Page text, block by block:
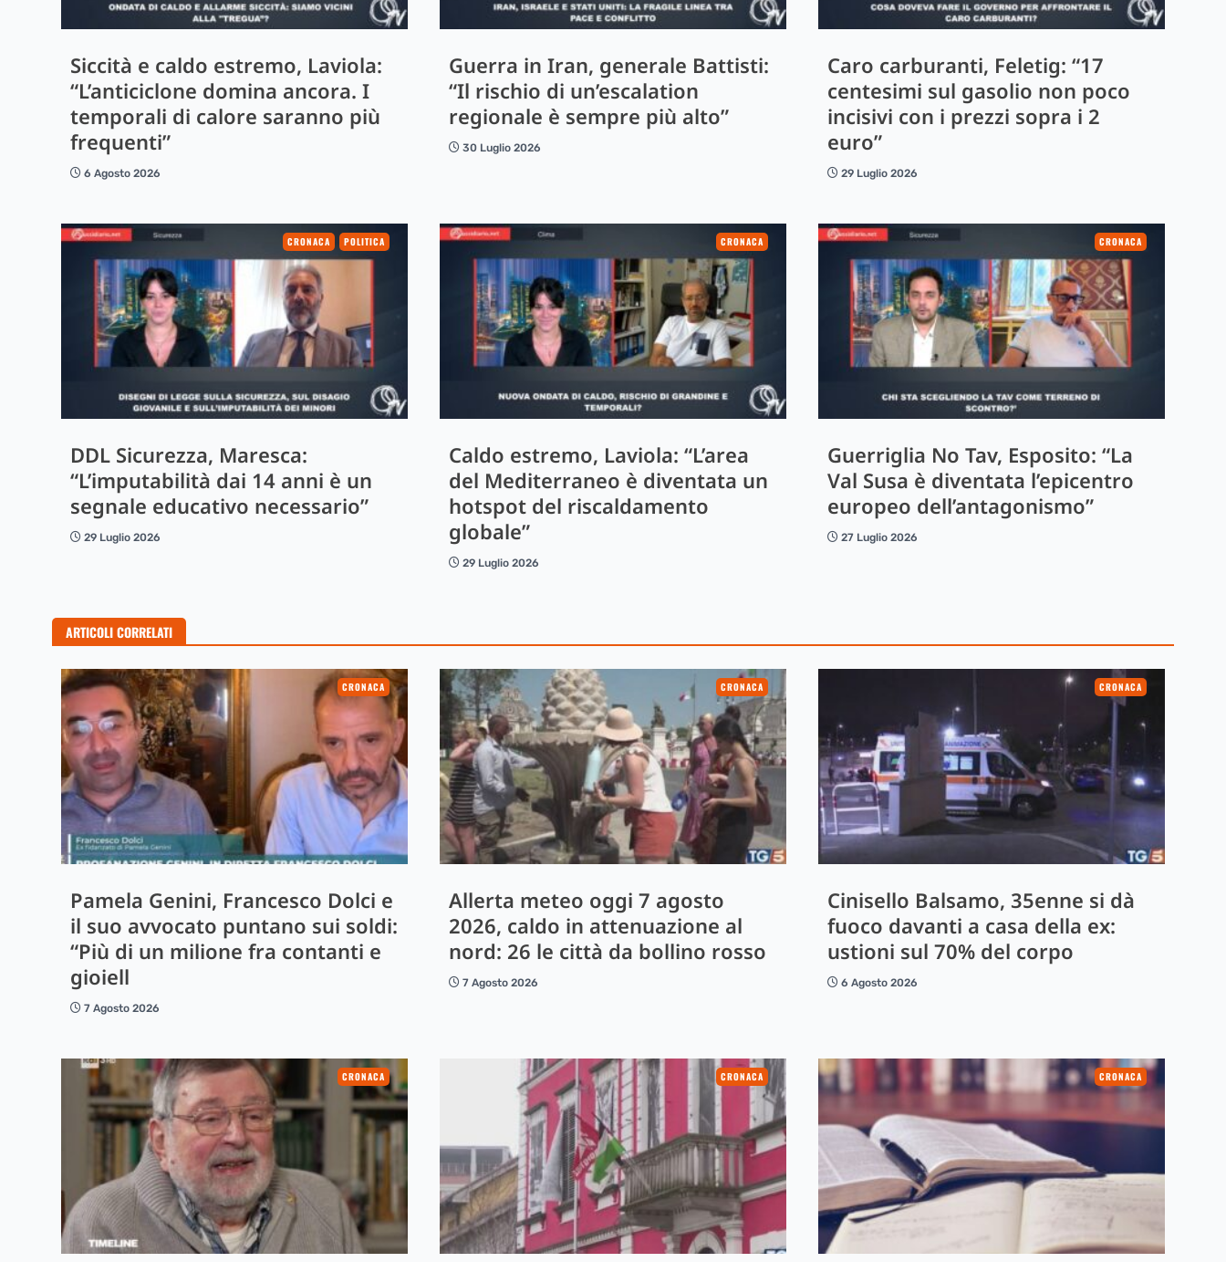
Siccità e caldo estremo, Laviola:
“L’anticiclone domina ancora. I
temporali di calore saranno più
frequenti”
6 Agosto 2026
Guerra in Iran, generale Battisti:
“Il rischio di un’escalation
regionale è sempre più alto”
30 Luglio 2026
Caro carburanti, Feletig: “17
centesimi sul gasolio non poco
incisivi con i prezzi sopra i 2
euro”
29 Luglio 2026
CRONACA POLITICA
DDL Sicurezza, Maresca:
“L’imputabilità dai 14 anni è un
segnale educativo necessario”
29 Luglio 2026
CRONACA
Caldo estremo, Laviola: “L’area
del Mediterraneo è diventata un
hotspot del riscaldamento
globale”
29 Luglio 2026
CRONACA
Guerriglia No Tav, Esposito: “La
Val Susa è diventata l’epicentro
europeo dell’antagonismo”
27 Luglio 2026
ARTICOLI CORRELATI
CRONACA
Pamela Genini, Francesco Dolci e
il suo avvocato puntano sui soldi:
“Più di un milione fra contanti e
gioiell
7 Agosto 2026
CRONACA
Allerta meteo oggi 7 agosto
2026, caldo in attenuazione al
nord: 26 le città da bollino rosso
7 Agosto 2026
CRONACA
Cinisello Balsamo, 35enne si dà
fuoco davanti a casa della ex:
ustioni sul 70% del corpo
6 Agosto 2026
CRONACA CRONACA CRONACA